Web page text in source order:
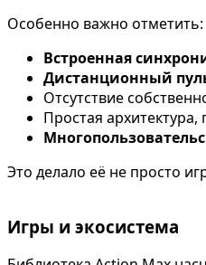
Особенно важно отметить:
Встроенная
Дистанционный
Отсутствие
Простая
Это делало её не просто
Игры и экосистема